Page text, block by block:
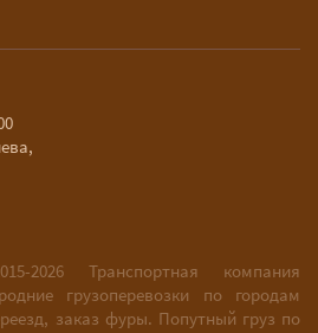
2026
Транспортная компания
грузоперевозки по городам
заказ фуры. Попутный груз по